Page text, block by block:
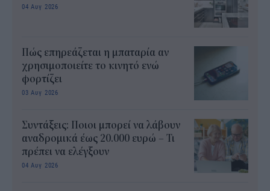
04 Αυγ 2026
Πώς επηρεάζεται η μπαταρία αν
χρησιμοποιείτε το κινητό ενώ
φορτίζει
03 Αυγ 2026
Συντάξεις: Ποιοι μπορεί να λάβουν
αναδρομικά έως 20.000 ευρώ – Τι
πρέπει να ελέγξουν
04 Αυγ 2026